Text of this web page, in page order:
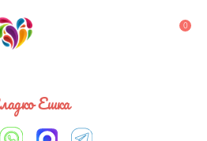
927 083 33 05 0
Ешка